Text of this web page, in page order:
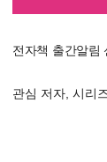
전자책 출간알림
관심 저자, 시리